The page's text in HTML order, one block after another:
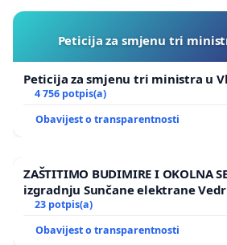
Peticija za smjenu tri
Peticija za smjenu tri ministra u
4 756 potpis(a)
Obavijest o transparentnosti
ZAŠTITIMO BUDIMIRE I OKOLNA
izgradnju Sunčane elektrane
Ugljana
23 potpis(a)
Obavijest o transparentnosti